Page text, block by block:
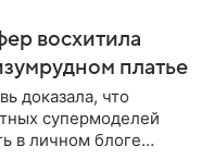
восхитила
платье
доказала, что
супермоделей
в личном блоге